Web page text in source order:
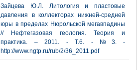
Зайцева Ю.Л. Литология и пластовые
давления в коллекторах нижней-средней
юры в пределах Нюрольской мегавпадины
// Нефтегазовая геология. Теория и
практика. – 2011. - Т.6. - №3. -
http://www.ngtp.ru/rub/2/36_2011.pdf